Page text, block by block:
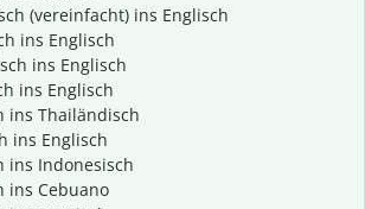
(vereinfacht) ins Englisch
ins Englisch
ins Englisch
ins Englisch
ins Thailändisch
ins Englisch
ins Indonesisch
ins Cebuano